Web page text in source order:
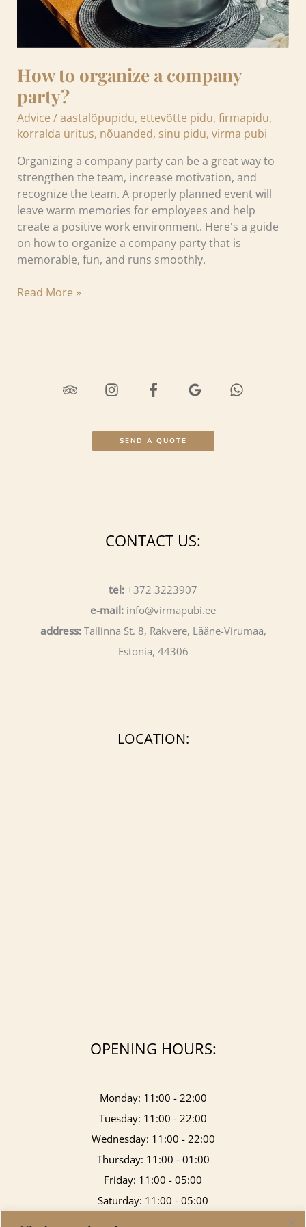
How to organize a company
party?
Advice /aastalõpupidu, ettevõtte pidu, firmapidu,
korralda üritus, nõuanded, sinu pidu, virma pubi
Organizing a company party can be a great way to
strengthen the team, increase motivation, and
recognize the team. A properly planned event will
leave warm memories for employees and help
create a positive work environment. Here's a guide
on how to organize a company party that is
memorable, fun, and runs smoothly.
Read More »
SEND A QUOTE
CONTACT US:
tel: +372 3223907
e-mail: info@virmapubi.ee
address:Tallinna St. 8, Rakvere, Lääne-Virumaa,
Estonia, 44306
LOCATION:
OPENING HOURS:
Monday: 11:00 - 22:00
Tuesday: 11:00 - 22:00
Wednesday: 11:00 - 22:00
Thursday: 11:00 - 01:00
Friday: 11:00 - 05:00
Saturday: 11:00 - 05:00